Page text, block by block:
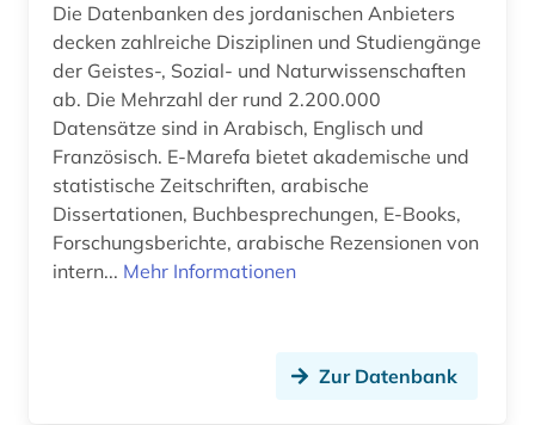
Die Datenbanken des jordanischen Anbieters
decken zahlreiche Disziplinen und Studiengänge
der Geistes-, Sozial- und Naturwissenschaften
ab. Die Mehrzahl der rund 2.200.000
Datensätze sind in Arabisch, Englisch und
Französisch. E-Marefa bietet akademische und
statistische Zeitschriften, arabische
Dissertationen, Buchbesprechungen, E-Books,
Forschungsberichte, arabische Rezensionen von
intern... Mehr Informationen
Zur Datenbank